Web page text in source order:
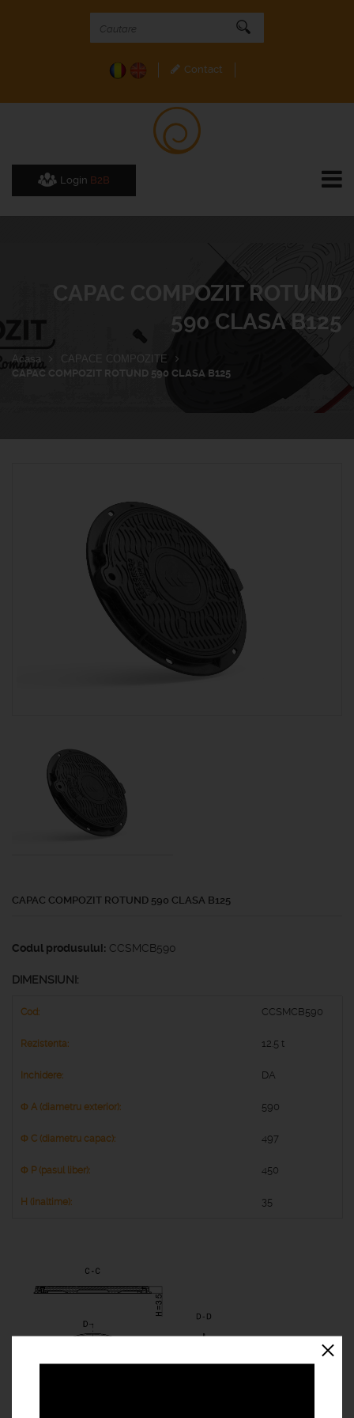
Contact
Login B2B
CAPAC COMPOZIT ROTUND
590 CLASA B125
Acasa
CAPACE COMPOZITE
CAPAC COMPOZIT ROTUND 590 CLASA B125
CAPAC COMPOZIT ROTUND 590 CLASA B125
Codul produsului: CCSMCB590
DIMENSIUNI:
CCSMCB590
12.5 t
DA
590
497
450
35